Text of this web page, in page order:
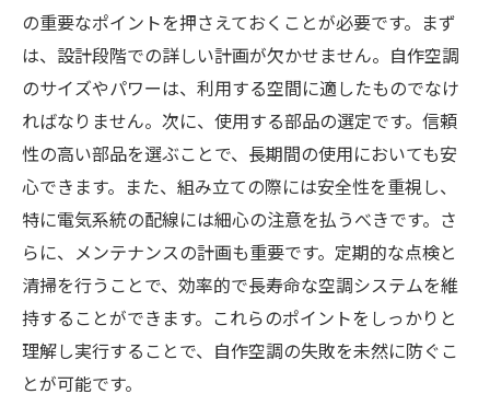
の重要なポイントを押さえておくことが必要です。まず
は、設計段階での詳しい計画が欠かせません。自作空調
のサイズやパワーは、利用する空間に適したものでなけ
ればなりません。次に、使用する部品の選定です。信頼
性の高い部品を選ぶことで、長期間の使用においても安
心できます。また、組み立ての際には安全性を重視し、
特に電気系統の配線には細心の注意を払うべきです。さ
らに、メンテナンスの計画も重要です。定期的な点検と
清掃を行うことで、効率的で長寿命な空調システムを維
持することができます。これらのポイントをしっかりと
理解し実行することで、自作空調の失敗を未然に防ぐこ
とが可能です。